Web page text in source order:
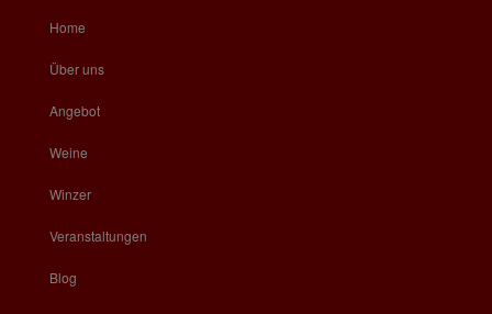
Home
Über uns
Angebot
Weine
Winzer
Veranstaltungen
Blog